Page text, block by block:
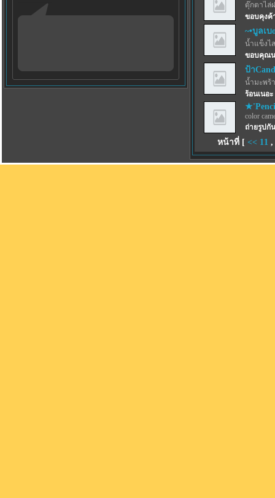
ตุ๊กตาไล่
ขอบคุงค้
~•บูลเบ
น้ำแข็งไ
ขอบคุณน
ป้า
น้ำมะพร้
ร้อนเนอ
color
ถ่ายรูปกั
หน้าที่ [ << 11 ,